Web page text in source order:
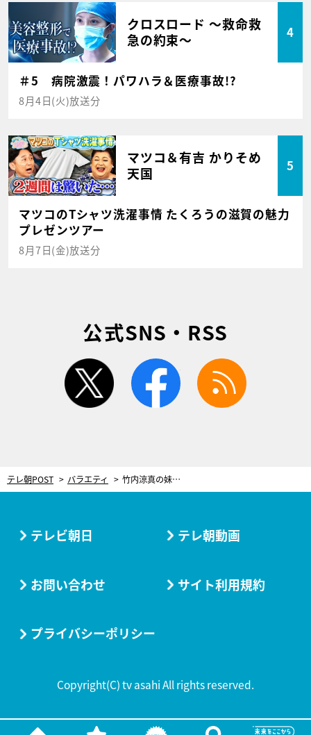
クロスロード ～救命救
急の約束～
4
＃5 病院激震！パワハラ＆医療事故!?
8月4日(火)放送分
マツコ＆有吉 かりそめ
天国
5
マツコのTシャツ洗濯事情 たくろうの滋賀の魅力
プレゼンツアー
8月7日(金)放送分
公式SNS・RSS
twitter facebook
テレ朝POST バラエティ 竹内涼真の妹・たけうちほのか、バストサイズを大胆告白！「結構…」の声も本人は豊胸を希望
テレビ朝日 テレ朝動画
お問い合わせ サイト利用規約
プライバシーポリシー
Copyright(C) tv asahi All rights reserved.